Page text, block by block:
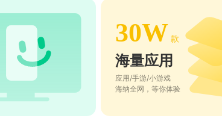
30W 款
海量应用
应用/手游/小游戏
海纳全网，等你体验